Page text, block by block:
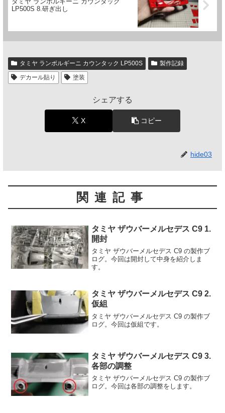
LP500S 8.研ぎ出し
タミヤ ランボルギーニ カウンタック LP500S
製作記録
デカール貼り
塗装
シェアする
X コピー
hide03
関連記事
タミヤ ザウバーメルセデス C9 1.
開封
タミヤ ザウバーメルセデス C9 の製作ブ
ログ。今回は開封して中身を紹介しま
す。
タミヤ ザウバーメルセデス C9 2.
仮組
タミヤ ザウバーメルセデス C9 の製作ブ
ログ。今回は仮組です。
タミヤ ザウバーメルセデス C9 3.
各部の調整
タミヤ ザウバーメルセデス C9 の製作ブ
ログ。今回は各部の調整をします。